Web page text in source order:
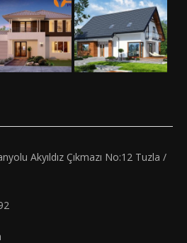
Akyıldız Çıkmazı No:12 Tuzla /